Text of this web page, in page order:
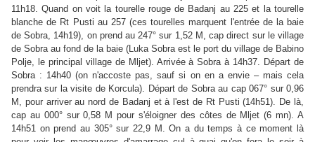
11h18. Quand on voit la tourelle rouge de Badanj au 225 et la tourelle
blanche de Rt Pusti au 257 (ces tourelles marquent l'entrée de la baie
de Sobra, 14h19), on prend au 247° sur 1,52 M, cap direct sur le village
de Sobra au fond de la baie (Luka Sobra est le port du village de Babino
Polje, le principal village de Mljet). Arrivée à Sobra à 14h37. Départ de
Sobra : 14h40 (on n'accoste pas, sauf si on en a envie – mais cela
prendra sur la visite de Korcula). Départ de Sobra au cap 067° sur 0,96
M, pour arriver au nord de Badanj et à l'est de Rt Pusti (14h51). De là,
cap au 000° sur 0,58 M pour s'éloigner des côtes de Mljet (6 mn). A
14h51 on prend au 305° sur 22,9 M. On a du temps à ce moment là